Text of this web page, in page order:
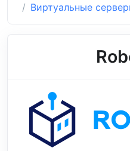
Виртуальные